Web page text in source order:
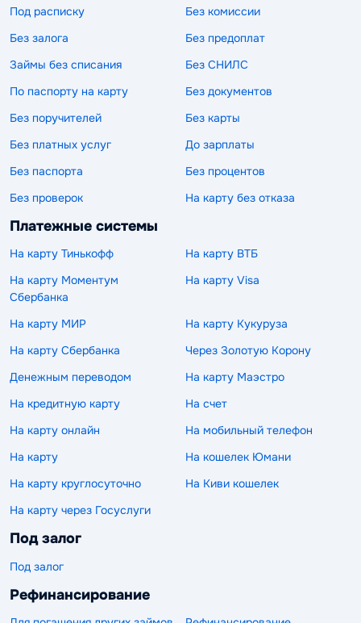
Под расписку
Без комиссии
Без залога
Без предоплат
Займы без списания
Без СНИЛС
По паспорту на карту
Без документов
Без поручителей
Без карты
Без платных услуг
До зарплаты
Без паспорта
Без процентов
Без проверок
На карту без отказа
Платежные системы
На карту Тинькофф
На карту ВТБ
На карту Моментум
Сбербанка
На карту Visa
На карту МИР
На карту Кукуруза
На карту Сбербанка
Через Золотую Корону
Денежным переводом
На карту Маэстро
На кредитную карту
На счет
На карту онлайн
На мобильный телефон
На карту
На кошелек Юмани
На карту круглосуточно
На Киви кошелек
На карту через Госуслуги
Под залог
Под залог
Рефинансирование